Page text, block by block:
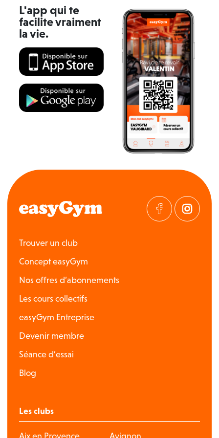
Trouver un club
Concept easyGym
Nos offres d’abonnements
Les cours collectifs
easyGym Entreprise
Devenir membre
Séance d’essai
Blog
Les clubs
Aix en Provence Avignon
L'app qui te
facilite vraiment
la vie.